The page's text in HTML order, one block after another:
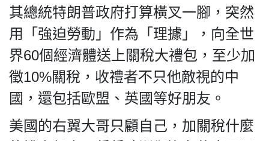
其總統特朗普政府打算橫叉一腳，突然
用「強迫勞動」作為「理據」，向全世
界60個經濟體送上關稅大禮包，至少加
徵10%關稅，收禮者不只他敵視的中
國，還包括歐盟、英國等好朋友。
美國的右翼大哥只顧自己，加關稅什麼